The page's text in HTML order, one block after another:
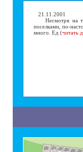
21.11.2001
Несмотря на то
поселками, по-
много. Ед (читать